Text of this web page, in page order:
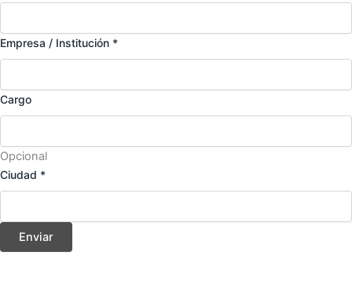
Empresa / Institución *
Cargo
Opcional
Ciudad *
Enviar